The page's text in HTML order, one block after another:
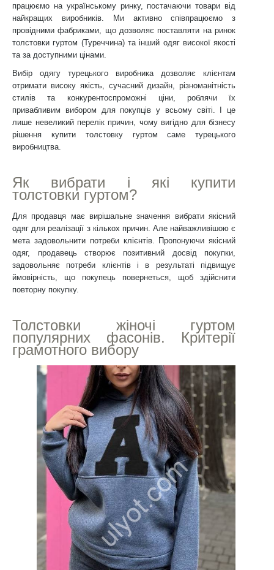
працюємо на українському ринку, постачаючи товари від
найкращих виробників. Ми активно співпрацюємо з
провідними фабриками, що дозволяє поставляти на ринок
толстовки гуртом (Туреччина) та інший одяг високої якості
та за доступними цінами.
Вибір одягу турецького виробника дозволяє клієнтам
отримати високу якість, сучасний дизайн, різноманітність
стилів та конкурентоспроможні ціни, роблячи їх
привабливим вибором для покупців у всьому світі. І це
лише невеликий перелік причин, чому вигідно для бізнесу
рішення купити толстовку гуртом саме турецького
виробництва.
Як вибрати і які купити
толстовки гуртом?
Для продавця має вирішальне значення вибрати якісний
одяг для реалізації з кількох причин. Але найважливішою є
мета задовольнити потреби клієнтів. Пропонуючи якісний
одяг, продавець створює позитивний досвід покупки,
задовольняє потреби клієнтів і в результаті підвищує
ймовірність, що покупець повернеться, щоб здійснити
повторну покупку.
Толстовки жіночі гуртом
популярних фасонів. Критерії
грамотного вибору